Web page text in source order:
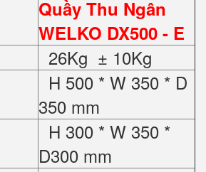
Quầy Thu Ngân
WELKO DX500 - E
26Kg ± 10Kg
H 500 * W 350 * D
350 mm
H 300 * W 350 *
D300 mm